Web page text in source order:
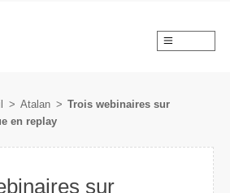
> Atalan > Trois webinaires sur
en replay
sur